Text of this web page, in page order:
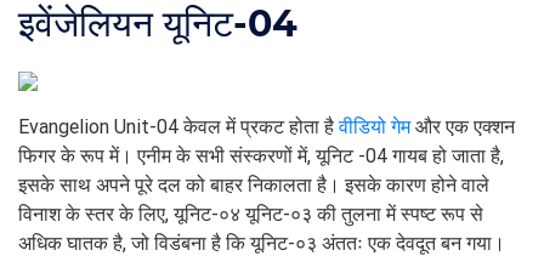
इवेंजेलियन यूनिट-04
Evangelion Unit-04 केवल में प्रकट होता हैवीडियो गेमऔर एक एक्शन
फिगर के रूप में। एनीम के सभी संस्करणों में, यूनिट -04 गायब हो जाता है,
इसके साथ अपने पूरे दल को बाहर निकालता है। इसके कारण होने वाले
विनाश के स्तर के लिए, यूनिट-०४ यूनिट-०३ की तुलना में स्पष्ट रूप से
अधिक घातक है, जो विडंबना है कि यूनिट-०३ अंततः एक देवदूत बन गया।